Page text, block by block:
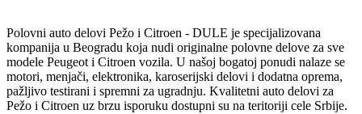
Polovni auto delovi Pežo i Citroen - DULE je specijalizovana
kompanija u Beogradu koja nudi originalne polovne delove za sve
modele Peugeot i Citroen vozila. U našoj bogatoj ponudi nalaze se
motori, menjači, elektronika, karoserijski delovi i dodatna oprema,
pažljivo testirani i spremni za ugradnju. Kvalitetni auto delovi za
Pežo i Citroen uz brzu isporuku dostupni su na teritoriji cele Srbije.